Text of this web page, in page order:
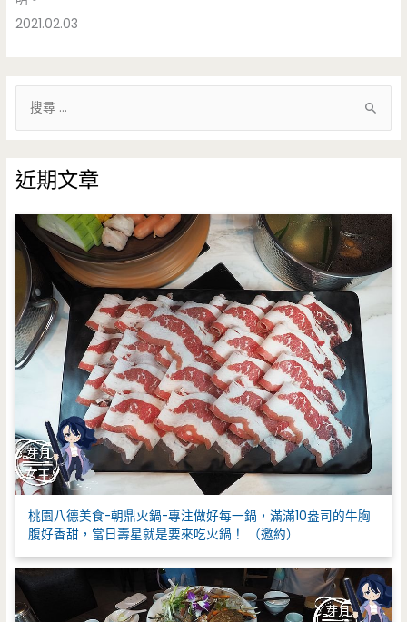
2021.02.03
鍵
字
:
近期文章
桃園八德美食-朝鼎火鍋-專注做好每一鍋，滿滿10盎司的牛胸
腹好香甜，當日壽星就是要來吃火鍋！ （邀約）